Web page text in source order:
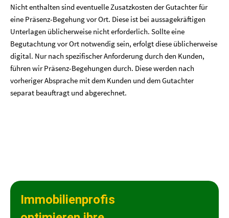
Nicht enthalten sind eventuelle Zusatzkosten der Gutachter für
eine Präsenz-Begehung vor Ort. Diese ist bei aussagekräftigen
Unterlagen üblicherweise nicht erforderlich. Sollte eine
Begutachtung vor Ort notwendig sein, erfolgt diese üblicherweise
digital. Nur nach spezifischer Anforderung durch den Kunden,
führen wir Präsenz-Begehungen durch. Diese werden nach
vorheriger Absprache mit dem Kunden und dem Gutachter
separat beauftragt und abgerechnet.
Immobilienprofis